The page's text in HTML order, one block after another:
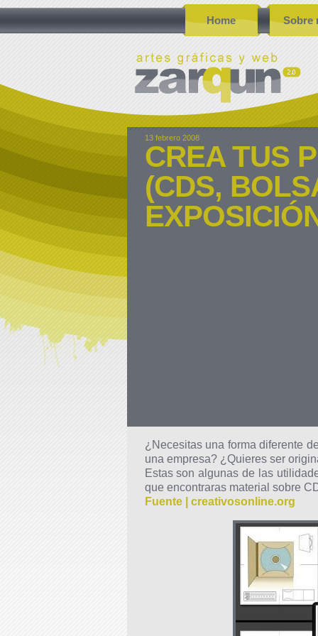
Home Sobre
13 febrero 2008
CREA TUS
(CDS,
¿Necesitas una forma diferente
una empresa? ¿Quieres ser
Estas son algunas de las
que encontraras material sobre
Fuente | creativosonline.org